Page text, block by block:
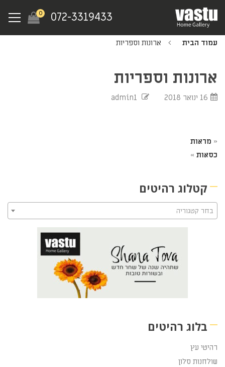
main
content
072-3319433
0
Menu
עמוד הבית ארונות וספריות
ארונות וספריות
16 ינואר 2018 admin1
« מראות
כסאות »
קטלוג רהיטים
בחר קטגוריה
בלוג רהיטים
רהיטי עץ
שולחנות סלון